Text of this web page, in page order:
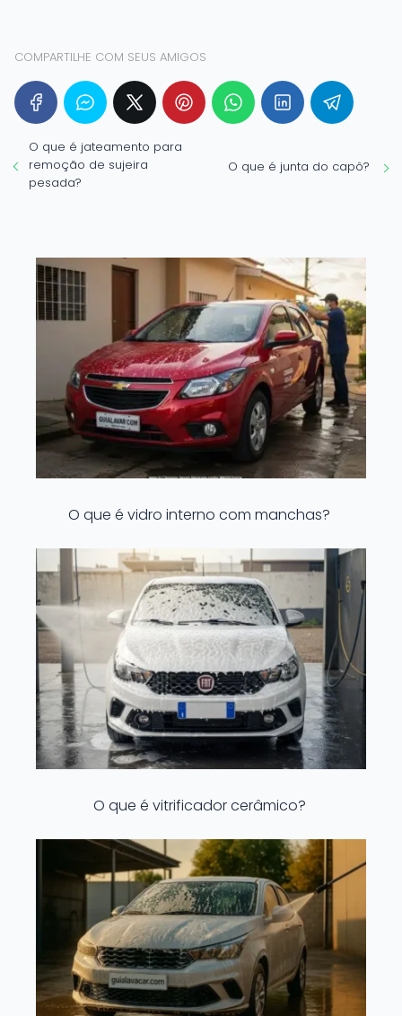
COMPARTILHE COM SEUS AMIGOS
O que é jateamento para
remoção de sujeira
pesada?
O que é junta do capô?
O que é vidro interno com manchas?
O que é vitrificador cerâmico?